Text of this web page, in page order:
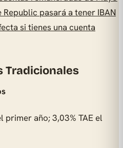
Republic pasará a tener IBAN
si tienes una cuenta
Tradicionales
primer año; 3,03% TAE el